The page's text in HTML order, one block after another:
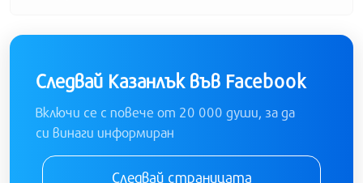
Следвай Казанлък във Facebook
Включи се с повече от 20 000 души, за да
си винаги информиран
Следвай страницата